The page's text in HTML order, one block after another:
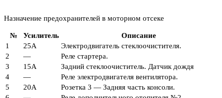
Назначение предохранителей в моторном отсеке
№ Усилитель
Описание
1
25А
Электродвигатель стеклоочистителя.
2
—
Реле стартера.
3
15А
Задний стеклоочиститель. Датчик дождя
4
—
Реле электродвигателя вентилятора.
5
20А
Розетка 3 — Задняя часть консоли.